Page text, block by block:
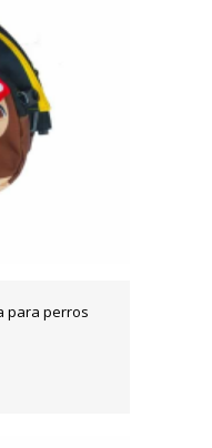
para perros